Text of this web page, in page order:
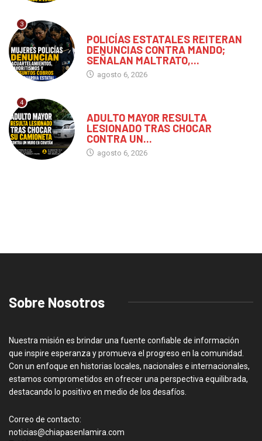
3
POLICÍAS ESTATALES REITERAN
DENUNCIAS CONTRA MANDO;
SEÑALAN MALTRATO,...
agosto 6, 2026
4
ADULTO MAYOR RESULTA
LESIONADO TRAS CHOCAR
CONTRA UN...
agosto 6, 2026
Sobre Nosotros
Nuestra misión es brindar una fuente confiable de información
que inspire esperanza y promueva el progreso en la comunidad.
Con un enfoque en historias locales, nacionales e internacionales,
estamos comprometidos en ofrecer una perspectiva equilibrada,
destacando lo positivo en medio de los desafíos.
Correo de contacto:
noticias@chiapasenlamira.com